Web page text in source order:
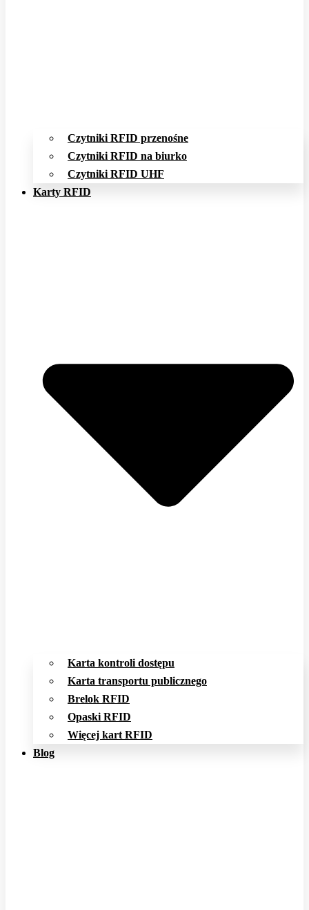
Czytniki RFID przenośne
Czytniki RFID na biurko
Czytniki RFID UHF
Karty RFID
Karta kontroli dostępu
Karta transportu publicznego
Brelok RFID
Opaski RFID
Więcej kart RFID
Blog